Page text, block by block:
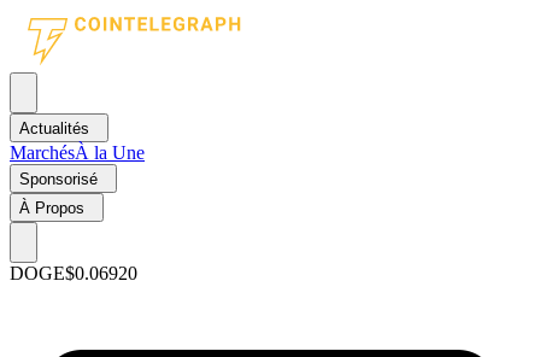
Actualités
MarchésÀ la Une
Sponsorisé
À Propos
DOGE$0.06920